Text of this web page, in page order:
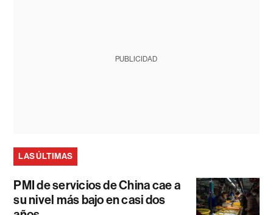
PUBLICIDAD
LAS ÚLTIMAS
PMI de servicios de China cae a
su nivel más bajo en casi dos